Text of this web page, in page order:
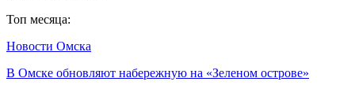
Топ месяца:
Новости Омска
В Омске обновляют набережную на «Зеленом острове»